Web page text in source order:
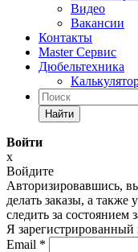
Видео
Вакансии
Контакты
Master Сервис
Дюбельтехника
Найти
Войти
x
Войдите
Авторизировавшись,
делать заказы, а
следить за состоянием
Я зарегистрированный
Email *